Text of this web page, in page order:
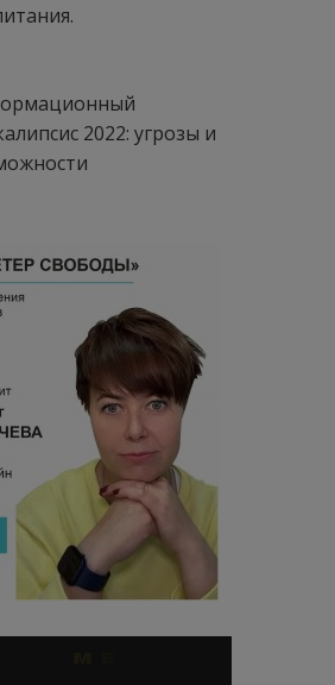
2022: угрозы и